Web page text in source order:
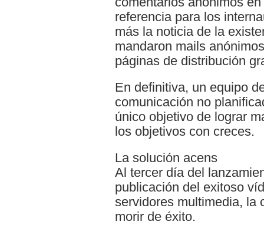
referencia para los
más la noticia de la
mandaron mails
páginas de distribución
En definitiva, un equipo
comunicación no
único objetivo de lograr
los objetivos con creces.
La solución acens
Al tercer día del
publicación del exitoso
servidores multimedia, la
morir de éxito.